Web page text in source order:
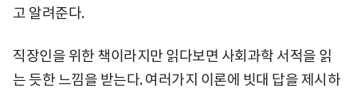
고 알려준다.
직장인을 위한 책이라지만 읽다보면 사회과학 서적을 읽
는 듯한 느낌을 받는다. 여러가지 이론에 빗대 답을 제시하